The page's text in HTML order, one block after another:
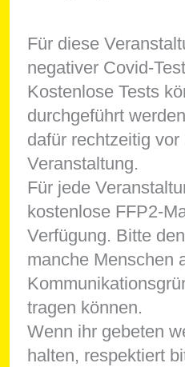
Für diese
negativer Covid-
Kostenlose Tests
durchgeführt
dafür rechtzeitig
Veranstaltung.
Für jede
kostenlose FFP2-
Verfügung. Bitte
manche Menschen
tragen können.
Wenn ihr gebeten
halten, respektiert